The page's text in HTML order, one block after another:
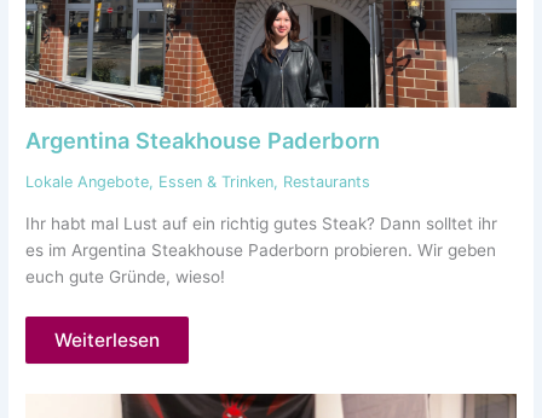
Argentina Steakhouse Paderborn
Lokale Angebote, Essen & Trinken, Restaurants
Ihr habt mal Lust auf ein richtig gutes Steak? Dann solltet ihr
es im Argentina Steakhouse Paderborn probieren. Wir geben
euch gute Gründe, wieso!
Weiterlesen